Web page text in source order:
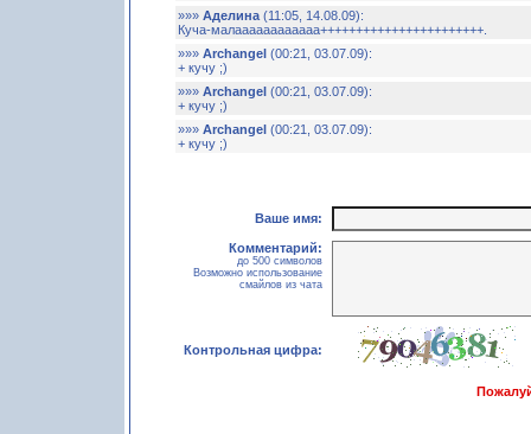
»»» Аделина (11:05, 14.08.09):
Куча-малаааааааааааа+++++++++++++++++++++++.
»»» Archangel (00:21, 03.07.09):
+ кучу ;)
»»» Archangel (00:21, 03.07.09):
+ кучу ;)
»»» Archangel (00:21, 03.07.09):
+ кучу ;)
Ваше имя:
Комментарий:
до 500 символов
Возможно использование
смайлов из чата
Контрольная цифра: